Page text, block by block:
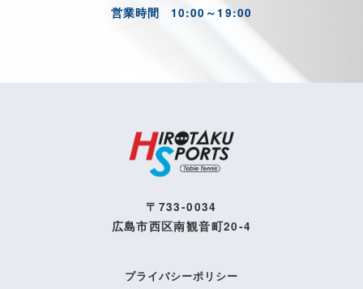
営業時間 10:00～19:00
〒733-0034
広島市西区南観音町20-4
プライバシーポリシー